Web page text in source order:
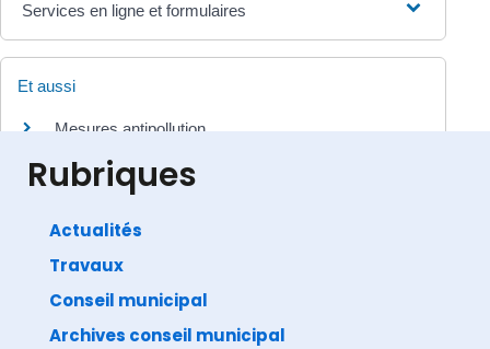
Services en ligne et formulaires
Et aussi
Mesures antipollution
Direction de l'information légale et administrative
Rubriques
Actualités
Travaux
Conseil municipal
Archives conseil municipal